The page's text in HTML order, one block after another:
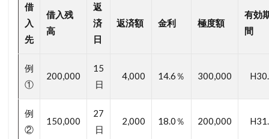
借
入
先
借入残
高
返
済
日
返済額 金利 極度額
有効
間
例
①
200,000
15
日
4,000 14.6％ 300,000
例
②
150,000
27
日
2,000 18.0％ 200,000